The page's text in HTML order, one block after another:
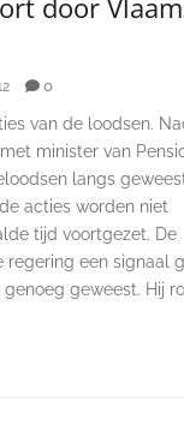
0
van de loodsen.
minister van
langs
acties worden niet
tijd voortgezet. De
regering een signaal
geweest. Hij